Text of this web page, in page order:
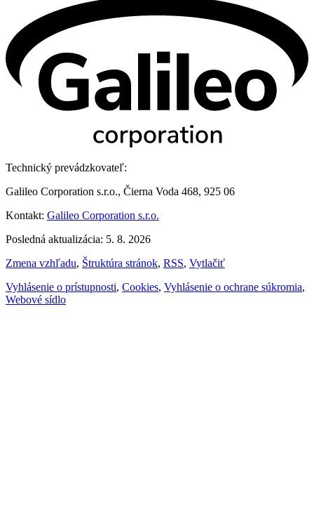
Technický prevádzkovateľ:
Galileo Corporation s.r.o., Čierna Voda 468, 925 06
Kontakt: Galileo Corporation s.r.o.
Posledná aktualizácia: 5. 8. 2026
Zmena vzhľadu, Štruktúra stránok, RSS, Vytlačiť
Vyhlásenie o prístupnosti, Cookies, Vyhlásenie o ochrane súkromia,
Webové sídlo